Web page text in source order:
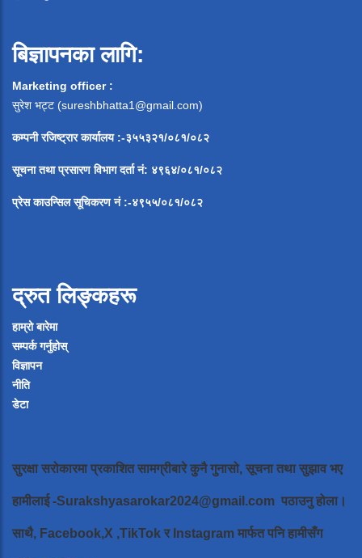
बिज्ञापनका लागि:
Marketing officer :
सुरेश भट्ट (sureshbhatta1@gmail.com)
कम्पनी रजिष्ट्रार कार्यालय :-३५५३२१/०८१/०८२
सूचना तथा प्रसारण विभाग दर्ता नं: ४९६४/०८१/०८२
प्रेस काउन्सिल सूचिकरण नं:-४९५५/०८१/०८२
द्रुत लिङ्कहरू
हाम्रो बारेमा
सम्पर्क गर्नुहोस्
विज्ञापन
नीति
डेटा
सुरक्षा सरोकारमा प्रकाशित सामग्रीबारे कुनै गुनासो, सूचना तथा सुझाव भए
हामीलाई-Surakshyasarokar2024@gmail.com पठाउनु होला।
साथै, Facebook,X ,TikTok र Instagram मार्फत पनि हामीसँग